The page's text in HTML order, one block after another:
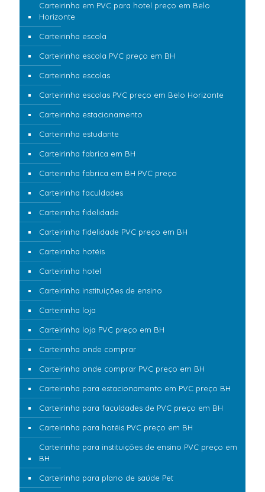
Carteirinha em PVC para hotel preço em Belo
Horizonte
Carteirinha escola
Carteirinha escola PVC preço em BH
Carteirinha escolas
Carteirinha escolas PVC preço em Belo Horizonte
Carteirinha estacionamento
Carteirinha estudante
Carteirinha fabrica em BH
Carteirinha fabrica em BH PVC preço
Carteirinha faculdades
Carteirinha fidelidade
Carteirinha fidelidade PVC preço em BH
Carteirinha hotéis
Carteirinha hotel
Carteirinha instituições de ensino
Carteirinha loja
Carteirinha loja PVC preço em BH
Carteirinha onde comprar
Carteirinha onde comprar PVC preço em BH
Carteirinha para estacionamento em PVC preço BH
Carteirinha para faculdades de PVC preço em BH
Carteirinha para hotéis PVC preço em BH
Carteirinha para instituições de ensino PVC preço em
BH
Carteirinha para plano de saúde Pet